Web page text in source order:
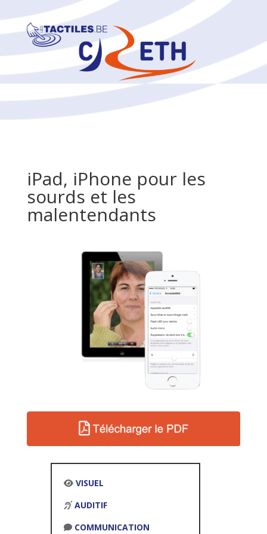
iPad, iPhone pour les
sourds et les
malentendants
VISUEL
AUDITIF
COMMUNICATION